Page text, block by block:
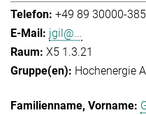
+49 89 30000-
jgil@...
X5 1.3.21
Hochenergie